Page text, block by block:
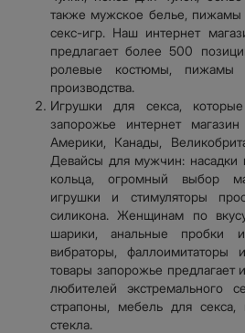
также мужское белье,
секс-игр. Наш интернет
предлагает более 500
ролевые костюмы, пижамы
производства.
Игрушки для секса,
запорожье интернет
Америки, Канады,
Девайсы для мужчин: насадки
кольца, огромный выбор
игрушки и стимуляторы
силикона. Женщинам по
шарики, анальные пробки
вибраторы,
товары запорожье предлагает
любителей экстремального
страпоны, мебель для
стекла.